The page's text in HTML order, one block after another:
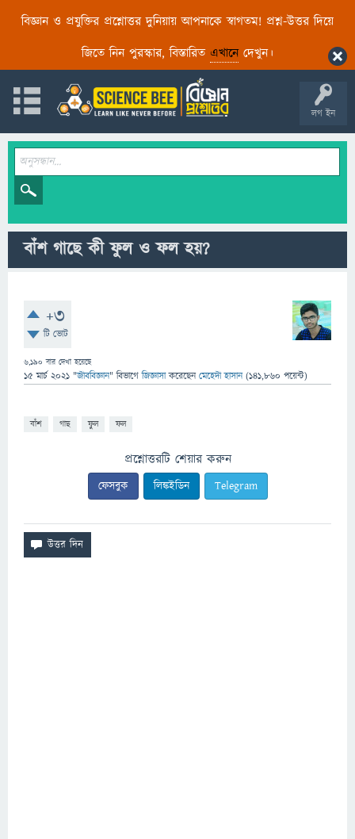
বিজ্ঞান ও প্রযুক্তির প্রশ্নোত্তর দুনিয়ায় আপনাকে স্বাগতম! প্রশ্ন-উত্তর দিয়ে
জিতে নিন পুরস্কার, বিস্তারিত এখানেদেখুন।
লগ ইন
বাঁশ গাছে কী ফুল ও ফল হয়?
+3
টি ভোট
6,190 বার দেখা হয়েছে
15 মার্চ 2021 "জীববিজ্ঞান" বিভাগে জিজ্ঞাসাকরেছেনমেহেদী হাসান (141,860 পয়েন্ট)
বাঁশ গাছ ফুল ফল
প্রশ্নোত্তরটি শেয়ার করুন
ফেসবুক লিঙ্কইডিন Telegram